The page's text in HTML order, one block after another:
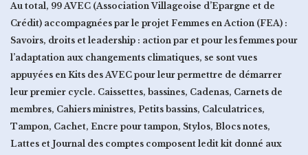
Au total, 99 AVEC (Association Villageoise d’Epargne et de
Crédit) accompagnées par le projet Femmes en Action (FEA) :
Savoirs, droits et leadership : action par et pour les femmes pour
l’adaptation aux changements climatiques, se sont vues
appuyées en Kits des AVEC pour leur permettre de démarrer
leur premier cycle. Caissettes, bassines, Cadenas, Carnets de
membres, Cahiers ministres, Petits bassins, Calculatrices,
Tampon, Cachet, Encre pour tampon, Stylos, Blocs notes,
Lattes et Journal des comptes composent ledit kit donné aux